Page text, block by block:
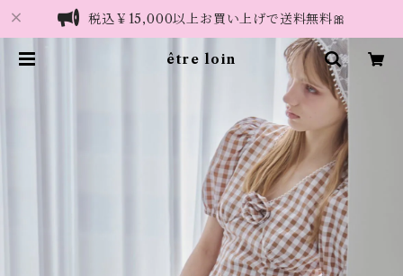
税込￥15,000以上お買い上げで送料無料🎀
être loin